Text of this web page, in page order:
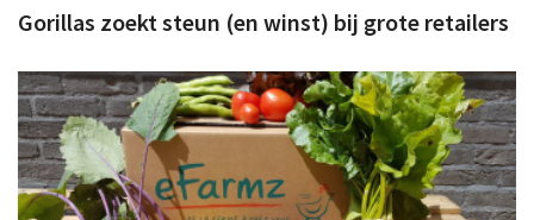
Gorillas zoekt steun (en winst) bij grote retailers